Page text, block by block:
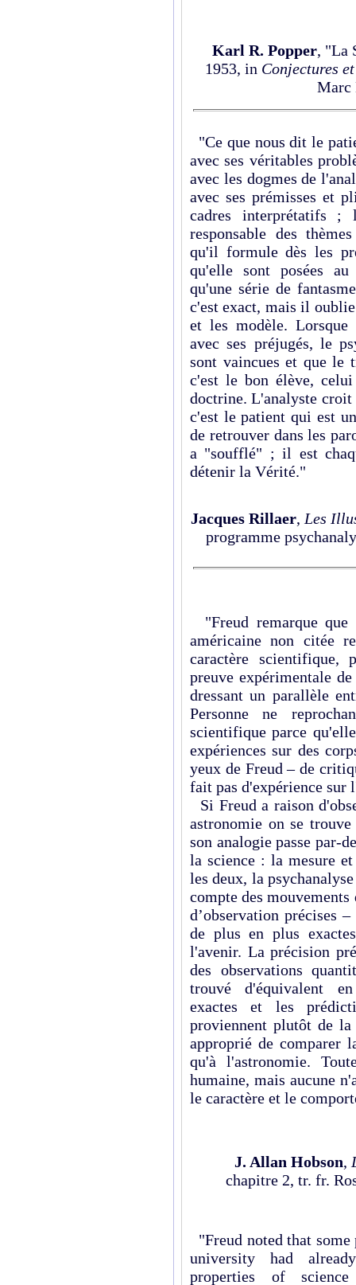
Karl R. Popper, "La
1953, in Conjectures
Marc
"Ce que nous dit le
avec ses véritables
avec les dogmes de
avec ses prémisses et
cadres interprétatifs ;
responsable des
qu'il formule dès les
qu'elle sont posées au
qu'une série de
c'est exact, mais il
et les modèle. Lorsque
avec ses préjugés, le
sont vaincues et que le
c'est le bon élève,
doctrine. L'analyste
c'est le patient qui est
de retrouver dans les
a "soufflé" ; il est
détenir la Vérité."
Jacques Rillaer, Les
programme
"Freud remarque que
américaine non citée
caractère scientifique,
preuve expérimentale
dressant un parallèle
Personne ne
scientifique parce
expériences sur des
yeux de Freud – de
fait pas d'expérience sur
Si Freud a raison
astronomie on se
son analogie passe par-
la science : la mesure
les deux, la
compte des mouvements
d’observation précises
de plus en plus
l'avenir. La précision
des observations
trouvé d'équivalent
exactes et les
proviennent plutôt de
approprié de comparer
qu'à l'astronomie.
humaine, mais aucune
le caractère et le
J. Allan Hobson,
chapitre 2, tr. fr.
"Freud noted that
university had
properties of